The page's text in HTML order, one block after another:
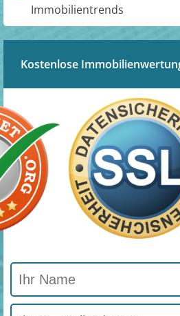
Immobilientrends
Kostenlose